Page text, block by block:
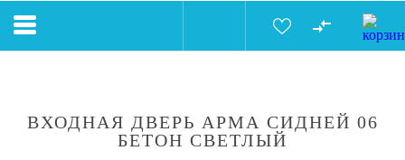
ВХОДНАЯ ДВЕРЬ АРМА СИДНЕЙ 06
БЕТОН СВЕТЛЫЙ